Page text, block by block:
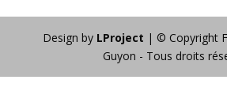
Design by LProject | © Copyright
Guyon - Tous droits